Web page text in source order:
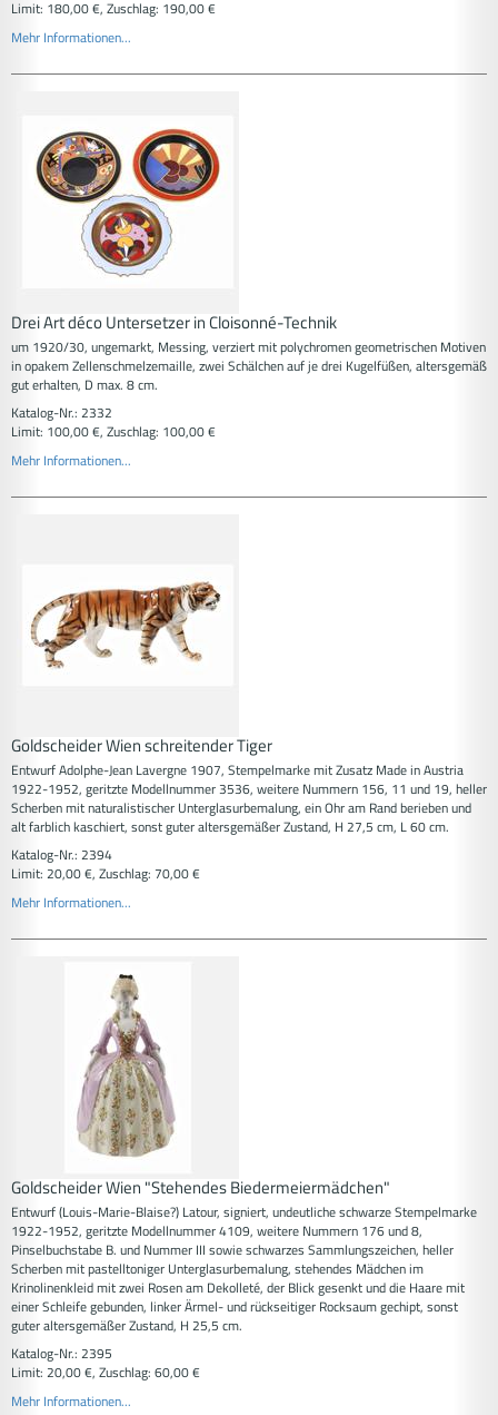
Limit: 180,00 €, Zuschlag: 190,00 €
Mehr Informationen...
Drei Art déco Untersetzer in Cloisonné-Technik
um 1920/30, ungemarkt, Messing, verziert mit polychromen geometrischen Motiven
in opakem Zellenschmelzemaille, zwei Schälchen auf je drei Kugelfüßen, altersgemäß
gut erhalten, D max. 8 cm.
Katalog-Nr.: 2332
Limit: 100,00 €, Zuschlag: 100,00 €
Mehr Informationen...
Goldscheider Wien schreitender Tiger
Entwurf Adolphe-Jean Lavergne 1907, Stempelmarke mit Zusatz Made in Austria
1922-1952, geritzte Modellnummer 3536, weitere Nummern 156, 11 und 19, heller
Scherben mit naturalistischer Unterglasurbemalung, ein Ohr am Rand berieben und
alt farblich kaschiert, sonst guter altersgemäßer Zustand, H 27,5 cm, L 60 cm.
Katalog-Nr.: 2394
Limit: 20,00 €, Zuschlag: 70,00 €
Mehr Informationen...
Goldscheider Wien "Stehendes Biedermeiermädchen"
Entwurf (Louis-Marie-Blaise?) Latour, signiert, undeutliche schwarze Stempelmarke
1922-1952, geritzte Modellnummer 4109, weitere Nummern 176 und 8,
Pinselbuchstabe B. und Nummer III sowie schwarzes Sammlungszeichen, heller
Scherben mit pastelltoniger Unterglasurbemalung, stehendes Mädchen im
Krinolinenkleid mit zwei Rosen am Dekolleté, der Blick gesenkt und die Haare mit
einer Schleife gebunden, linker Ärmel- und rückseitiger Rocksaum gechipt, sonst
guter altersgemäßer Zustand, H 25,5 cm.
Katalog-Nr.: 2395
Limit: 20,00 €, Zuschlag: 60,00 €
Mehr Informationen...